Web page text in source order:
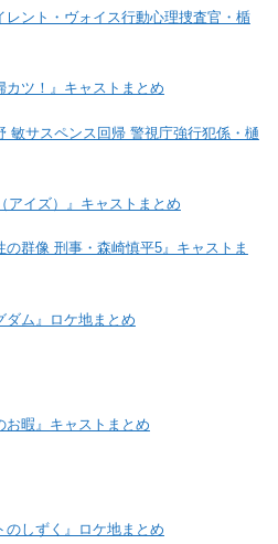
ント・ヴォイス行動心理捜査官・楯
ツ！』キャストまとめ
敏サスペンス回帰 警視庁強行犯係・樋
アイズ）』キャストまとめ
群像 刑事・森崎慎平5』キャストま
ダム』ロケ地まとめ
お暇』キャストまとめ
のしずく』ロケ地まとめ